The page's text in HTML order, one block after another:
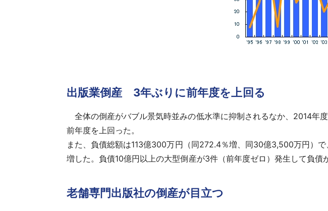
出版業倒産 3年ぶりに前年度を上回る
全体の倒産がバブル景気時並みの低水準に抑制されるなか、2014年
前年度を上回った。
また、負債総額は113億300万円（同272.4％増、同30億3,500万円）
増した。負債10億円以上の大型倒産が3件（前年度ゼロ）発生して負債
老舗専門出版社の倒産が目立つ